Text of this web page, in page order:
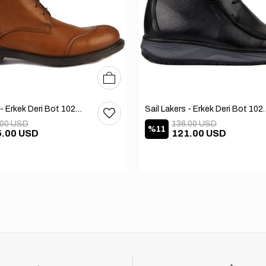
Sail Lakers - Erkek Deri Bot 102-1599-1458
USD
USD
40 41
Sail Lakers
%11 121.00 USD
136.00 USD